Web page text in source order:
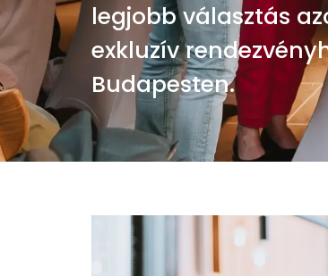
legjobb választás
exkluzív
Budapesten.